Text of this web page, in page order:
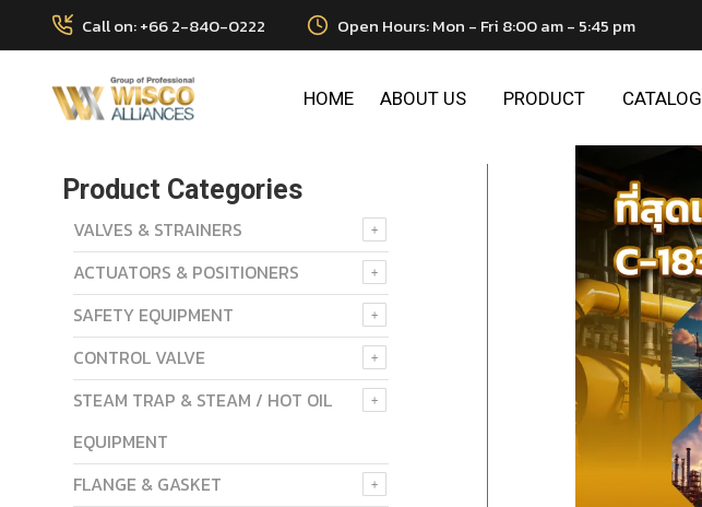
Call on: +66 2-840-0222 Open Hours: Mon - Fri 8:00 am - 5:45 pm
HOME ABOUT US PRODUCT CATALOG
Product Categories
VALVES & STRAINERS
ACTUATORS & POSITIONERS
SAFETY EQUIPMENT
CONTROL VALVE
STEAM TRAP & STEAM / HOT OIL
EQUIPMENT
FLANGE & GASKET